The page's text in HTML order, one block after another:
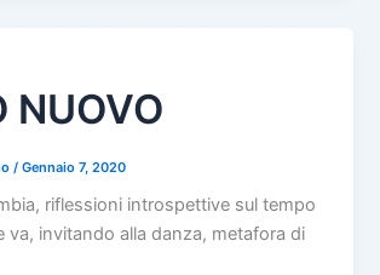
NUOVO
/Gennaio 7, 2020
riflessioni introspettive sul tempo
va, invitando alla danza, metafora di